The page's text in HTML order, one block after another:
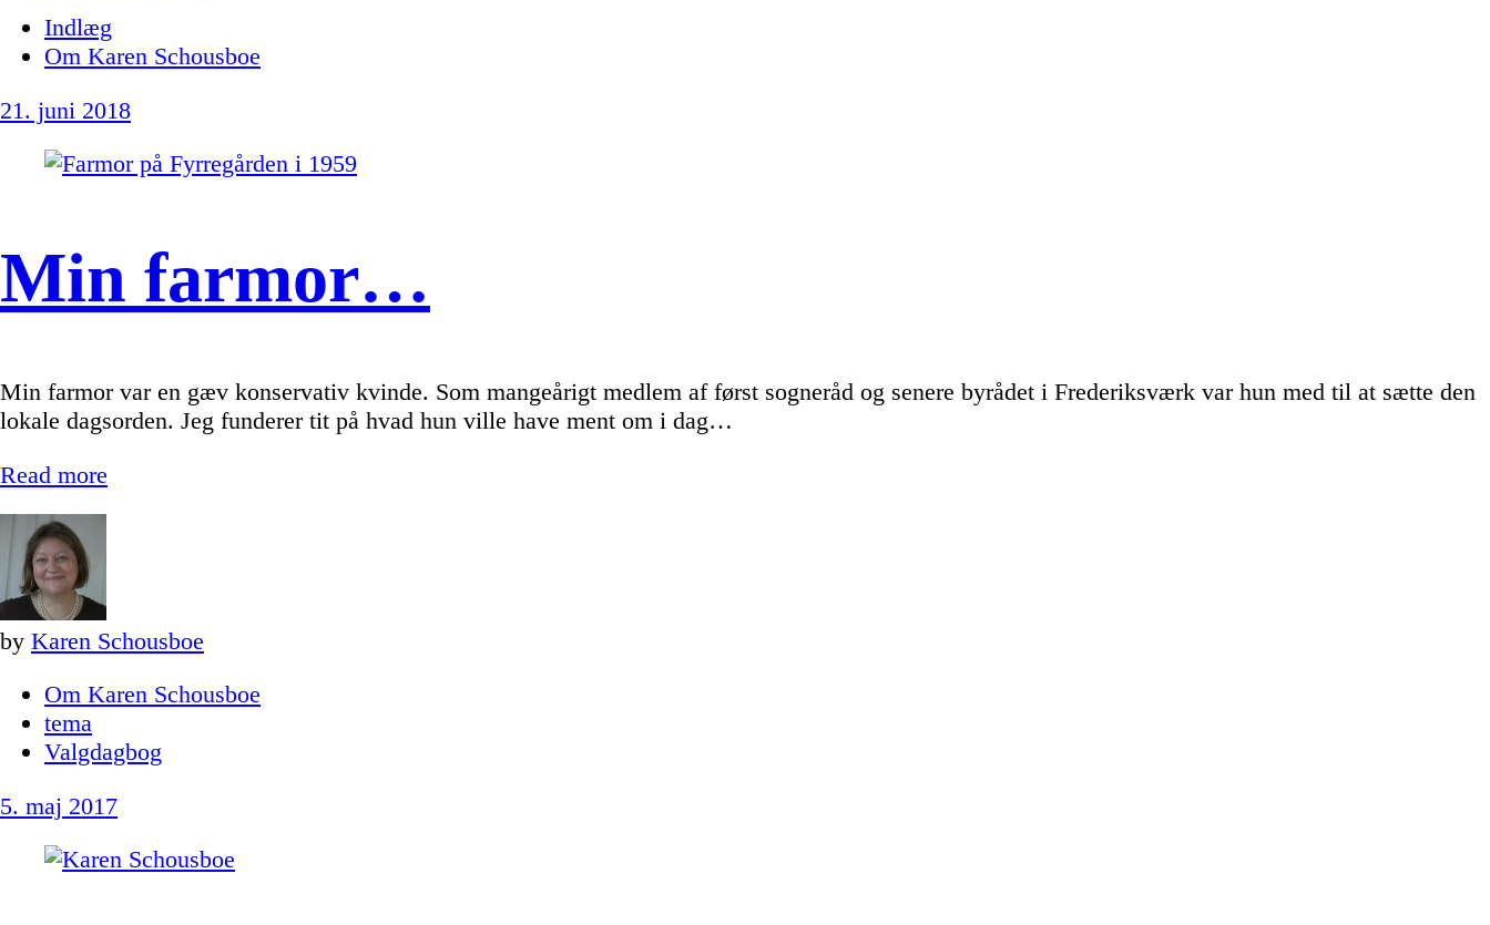
Indlæg
Om Karen Schousboe
21. juni 2018
Min farmor…
Min farmor var en gæv konservativ kvinde. Som mangeårigt medlem af først sogneråd og senere byrådet i Frederiksværk var hun med til at sætte den
lokale dagsorden. Jeg funderer tit på hvad hun ville have ment om i dag…
Read more
by Karen Schousboe
Om Karen Schousboe
tema
Valgdagbog
5. maj 2017